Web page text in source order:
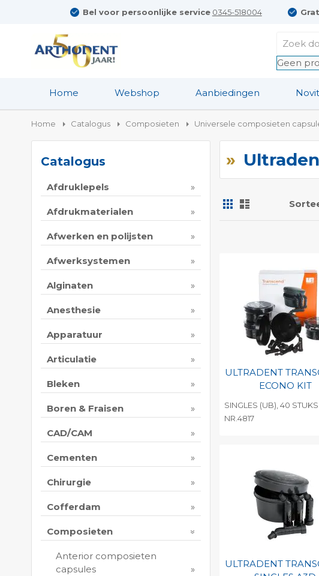
Bel voor persoonlijke service 0345-518004
Geen
Home Webshop Aanbiedingen
Home Catalogus Composieten Universele composieten
Foto-
tabel
ULTRADENT
ECONO KIT
SINGLES (UB), 40 STUKS
NR.4817
ULTRADENT
Catalogus
Afdruklepels
Afdrukmaterialen
Afwerken en polijsten
Afwerksystemen
Alginaten
Anesthesie
Apparatuur
Articulatie
Bleken
Boren & Fraisen
CAD/CAM
Cementen
Chirurgie
Cofferdam
Composieten
Anterior composieten
capsules